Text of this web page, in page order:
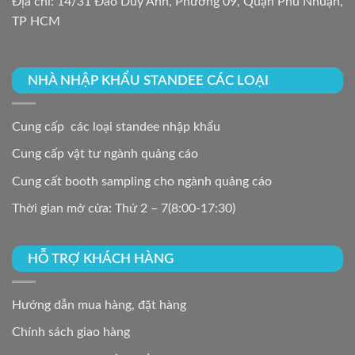
TP HCM
NHÀ NHẬP KHẨU STANDEE CÁC LOẠI
Cung cấp các loại standee nhập khẩu
Cung cấp vật tư ngành quảng cáo
Cung cất booth sampling cho ngành quảng cáo
Thời gian mở cửa: Thứ 2 – 7(8:00-17:30)
HỖ TRỢ KHÁCH HÀNG
Hướng dẫn mua hàng, đặt hàng
Chính sách giao hàng